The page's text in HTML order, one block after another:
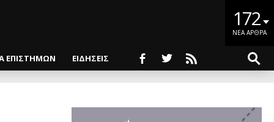
172
ΝΕΑ ΑΡΘΡΑ
ΕΠΙΣΤΗΜΩΝ ΕΙΔΗΣΕΙΣ